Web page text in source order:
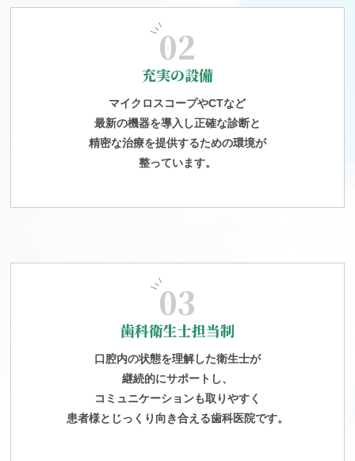
02
充実の設備
マイクロスコープやCTなど
最新の機器を導入し正確な診断と
精密な治療を提供するための環境が
整っています。
03
歯科衛生士担当制
口腔内の状態を理解した衛生士が
継続的にサポートし、
コミュニケーションも取りやすく
患者様とじっくり向き合える歯科医院です。